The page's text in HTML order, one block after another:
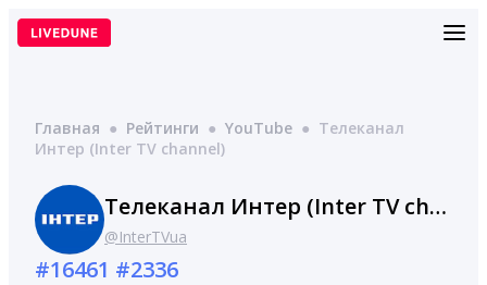
Перейти
Главная ● Рейтинги ● YouTube ● Телеканал
Интер (Inter TV channel)
Телеканал Интер (Inter TV channel)
@InterTVua
#16461 #2336